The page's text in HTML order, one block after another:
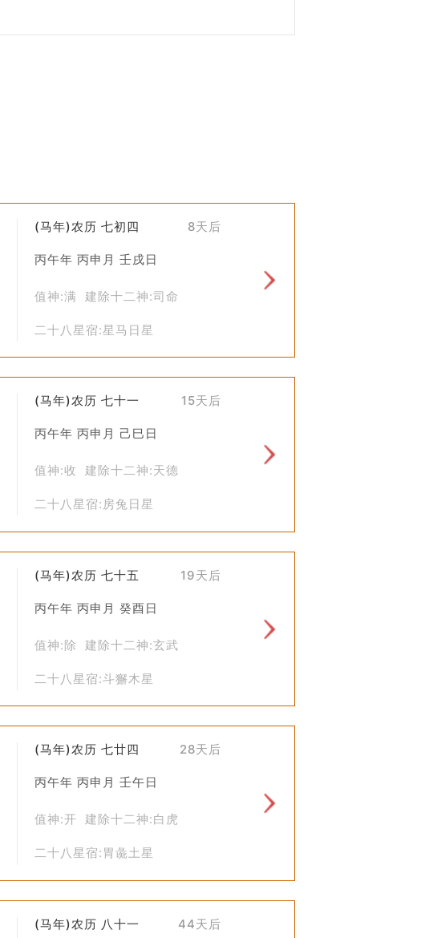
望得到他们的保佑。
。此时往往伴有鞭炮声和祝福语。
了中国人自古以来对家园建设的重视程度，以及对
(马年)农历 七初四 8天后
丙午年 丙申月 壬戌日
值神:满 建除十二神:司命
二十八星宿:星马日星
(马年)农历 七十一 15天后
丙午年 丙申月 己巳日
值神:收 建除十二神:天德
二十八星宿:房兔日星
(马年)农历 七十五 19天后
丙午年 丙申月 癸酉日
值神:除 建除十二神:玄武
二十八星宿:斗獬木星
(马年)农历 七廿四 28天后
丙午年 丙申月 壬午日
值神:开 建除十二神:白虎
二十八星宿:胃彘土星
(马年)农历 八十一 44天后